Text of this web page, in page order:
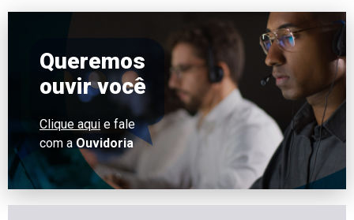
Queremos
ouvir você
Clique aqui e fale
com a Ouvidoria